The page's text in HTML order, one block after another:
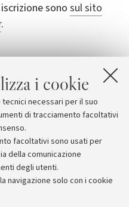
i cookie
necessari per il suo
di tracciamento facoltativi
facoltativi sono usati per
della comunicazione
degli utenti.
navigazione solo con i cookie
sono sul sito
.